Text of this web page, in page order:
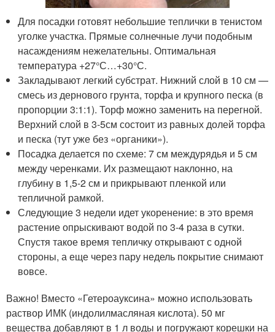
Для посадки готовят небольшие теплички в тенистом
уголке участка. Прямые солнечные лучи подобным
насаждениям нежелательны. Оптимальная
температура +27°С…+30°С.
Закладывают легкий субстрат. Нижний слой в 10 см —
смесь из дернового грунта, торфа и крупного песка (в
пропорции 3:1:1). Торф можно заменить на перегной.
Верхний слой в 3-5см состоит из равных долей торфа
и песка (тут уже без «органики»).
Посадка делается по схеме: 7 см междурядья и 5 см
между черенками. Их размещают наклонно, на
глубину в 1,5-2 см и прикрывают пленкой или
тепличной рамкой.
Следующие 3 недели идет укоренение: в это время
растение опрыскивают водой по 3-4 раза в сутки.
Спустя такое время тепличку открывают с одной
стороны, а еще через пару недель покрытие снимают
вовсе.
Важно! Вместо «Гетероауксина» можно использовать
раствор ИМК (индолилмасляная кислота). 50 мг
вещества добавляют в 1 л воды и погружают корешки на